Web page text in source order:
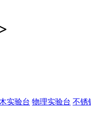
实验台 物理实验台 不锈